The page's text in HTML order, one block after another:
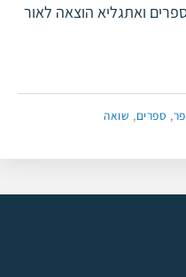
ואתגליא הוצאה לאור​
, ספרים, שואה